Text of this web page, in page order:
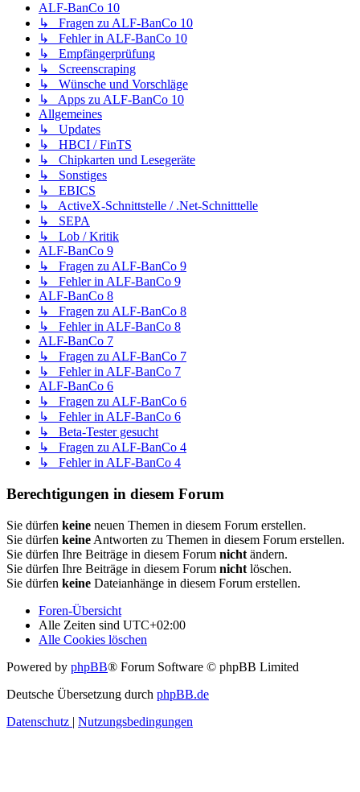
ALF-BanCo 10
↳ Fragen zu ALF-BanCo 10
↳ Fehler in ALF-BanCo 10
↳ Empfängerprüfung
↳ Screenscraping
↳ Wünsche und Vorschläge
↳ Apps zu ALF-BanCo 10
Allgemeines
↳ Updates
↳ HBCI / FinTS
↳ Chipkarten und Lesegeräte
↳ Sonstiges
↳ EBICS
↳ ActiveX-Schnittstelle / .Net-Schnitttelle
↳ SEPA
↳ Lob / Kritik
ALF-BanCo 9
↳ Fragen zu ALF-BanCo 9
↳ Fehler in ALF-BanCo 9
ALF-BanCo 8
↳ Fragen zu ALF-BanCo 8
↳ Fehler in ALF-BanCo 8
ALF-BanCo 7
↳ Fragen zu ALF-BanCo 7
↳ Fehler in ALF-BanCo 7
ALF-BanCo 6
↳ Fragen zu ALF-BanCo 6
↳ Fehler in ALF-BanCo 6
↳ Beta-Tester gesucht
↳ Fragen zu ALF-BanCo 4
↳ Fehler in ALF-BanCo 4
Berechtigungen in diesem Forum
Sie dürfen keine neuen Themen in diesem Forum erstellen.
Sie dürfen keine Antworten zu Themen in diesem Forum erstellen.
Sie dürfen Ihre Beiträge in diesem Forum nicht ändern.
Sie dürfen Ihre Beiträge in diesem Forum nicht löschen.
Sie dürfen keine Dateianhänge in diesem Forum erstellen.
Foren-Übersicht
Alle Zeiten sind UTC+02:00
Alle Cookies löschen
Powered by phpBB® Forum Software © phpBB Limited
Deutsche Übersetzung durch phpBB.de
Datenschutz | Nutzungsbedingungen